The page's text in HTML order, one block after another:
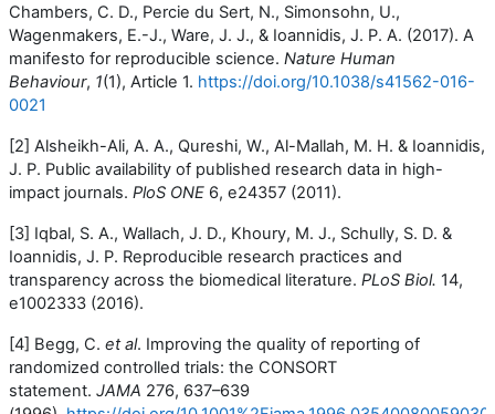
Chambers, C. D., Percie du Sert, N., Simonsohn, U.,
Wagenmakers, E.-J., Ware, J. J., & Ioannidis, J. P. A. (2017). A
manifesto for reproducible science. Nature Human
Behaviour, 1(1), Article 1. https://doi.org/10.1038/s41562-016-
0021
[2] Alsheikh-Ali, A. A., Qureshi, W., Al-Mallah, M. H. & Ioannidis,
J. P. Public availability of published research data in high-
impact journals. PloS ONE 6, e24357 (2011).
[3] Iqbal, S. A., Wallach, J. D., Khoury, M. J., Schully, S. D. &
Ioannidis, J. P. Reproducible research practices and
transparency across the biomedical literature. PLoS Biol. 14,
e1002333 (2016).
[4] Begg, C. et al. Improving the quality of reporting of
randomized controlled trials: the CONSORT
statement. JAMA 276, 637–639